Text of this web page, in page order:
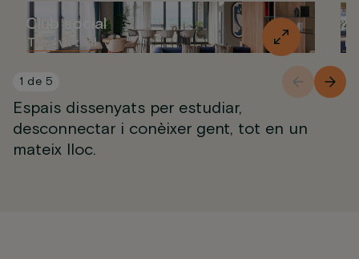
Club social
Tour virtual
1 de 5
Espais dissenyats per estudiar,
desconnectar i conèixer gent, tot en un
mateix lloc.